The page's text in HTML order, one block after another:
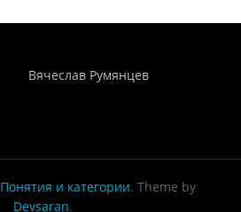
Вячеслав Румянцев
Понятия и категории. Theme by
Devsaran.